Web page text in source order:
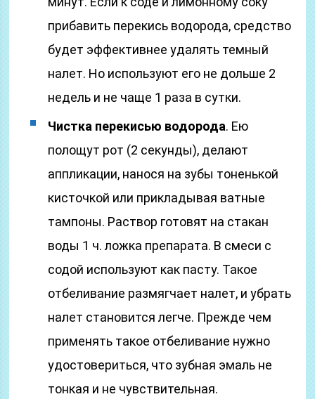
прибавить перекись водорода, средство
будет эффективнее удалять темный
налет. Но используют его не дольше 2
недель и не чаще 1 раза в сутки.
Чистка перекисью водорода. Ею
полощут рот (2 секунды), делают
аппликации, нанося на зубы тоненькой
кисточкой или прикладывая ватные
тампоны. Раствор готовят на стакан
воды 1 ч. ложка препарата. В смеси с
содой используют как пасту. Такое
отбеливание размягчает налет, и убрать
налет становится легче. Прежде чем
применять такое отбеливание нужно
удостовериться, что зубная эмаль не
тонкая и не чувствительная.